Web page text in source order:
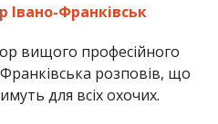
Івано-Франківськ
вищого професійного
розповів, що
для всіх охочих.